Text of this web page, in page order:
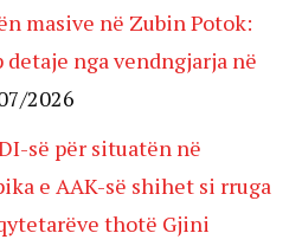
masive në Zubin Potok:
nga vendngjarja në
2026
së për situatën në
e AAK-së shihet si rruga
thotë Gjini